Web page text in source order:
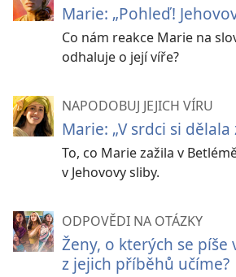
Marie: „Pohleď!
Co nám reakce Marie na
odhaluje o její víře?
NAPODOBUJ JEJICH VÍRU
Marie: „V srdci si dělala
To, co Marie zažila v
v Jehovovy sliby.
ODPOVĚDI NA OTÁZKY
Ženy, o kterých se píše
z jejich příběhů učíme?